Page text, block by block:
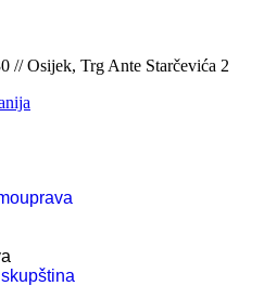
// Osijek, Trg Ante Starčevića 2